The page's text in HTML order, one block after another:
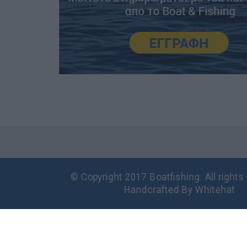
© Copyright 2017 Boatfishing. All rights
Handcrafted By Whitehat